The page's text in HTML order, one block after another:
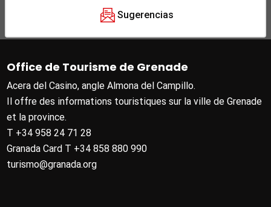
Sugerencias
Office de Tourisme de Grenade
Acera del Casino, angle Almona del Campillo.
Il offre des informations touristiques sur la ville de Grenade
et la province.
T +34 958 24 71 28
Granada Card T +34 858 880 990
turismo@granada.org